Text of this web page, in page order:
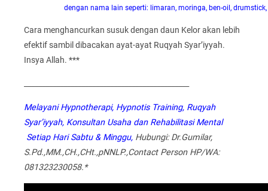
dengan nama lain seperti: limaran, moringa, ben-oil,
Cara menghancurkan susuk dengan daun Kelor akan lebih
efektif sambil dibacakan ayat-ayat Ruqyah Syar’iyyah.
Insya Allah. ***
Melayani Hypnotherapi, Hypnotis Training, Ruqyah
Syar’iyyah, Konsultan Usaha dan Rehabilitasi Mental
Setiap Hari Sabtu & Minggu, Hubungi: Dr.Gumilar,
S.Pd.,MM.,CH.,CHt.,pNNLP.,Contact Person HP/WA:
081323230058.*